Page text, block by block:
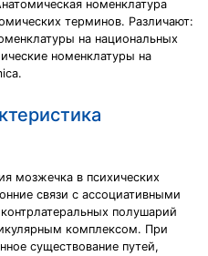
номенклатура
терминов. Различают:
на национальных
номенклатуры на
мозжечка в психических
связи с ассоциативными
полушарий
комплексом. При
существование путей,